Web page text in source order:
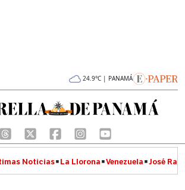
24.9°C | PANAMÁ
Noticias La Llorona Venezuela José